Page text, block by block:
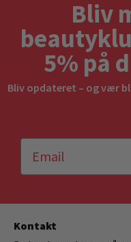
Bliv
5% på
Bliv opdateret – og vær
Kontakt